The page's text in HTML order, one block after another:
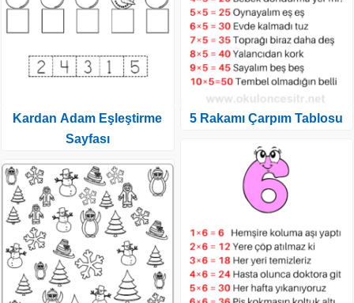
Kardan Adam Eşleştirme
Sayfası
5 Rakamı Çarpım Tablosu